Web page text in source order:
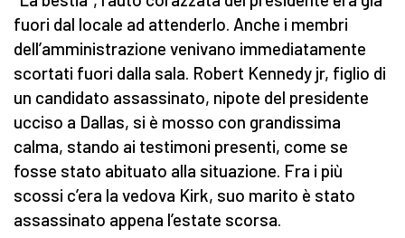
fuori dal locale ad attenderlo. Anche i membri
dell’amministrazione venivano immediatamente
scortati fuori dalla sala. Robert Kennedy jr, figlio di
un candidato assassinato, nipote del presidente
ucciso a Dallas, si è mosso con grandissima
calma, stando ai testimoni presenti, come se
fosse stato abituato alla situazione. Fra i più
scossi c’era la vedova Kirk, suo marito è stato
assassinato appena l’estate scorsa.